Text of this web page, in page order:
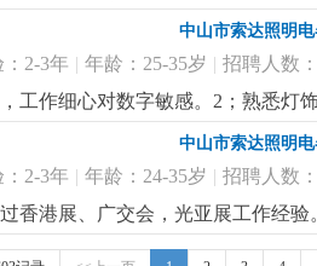
性3.负责仓库物料进出单据整理录
中山市索达照明
2-3年 | 年龄：25-35岁 | 招聘人数
工作细心对数字敏感。2；熟悉灯
表。更详细...
中山市索达照明
2-3年 | 年龄：24-35岁 | 招聘人数
香港展、广交会，光亚展工作经
观。更详细...